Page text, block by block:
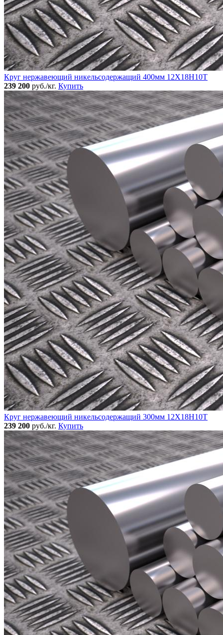
Круг нержавеющий никельсодержащий 400мм 12Х18Н10Т
239 200 руб./кг. Купить
Круг нержавеющий никельсодержащий 300мм 12Х18Н10Т
239 200 руб./кг. Купить